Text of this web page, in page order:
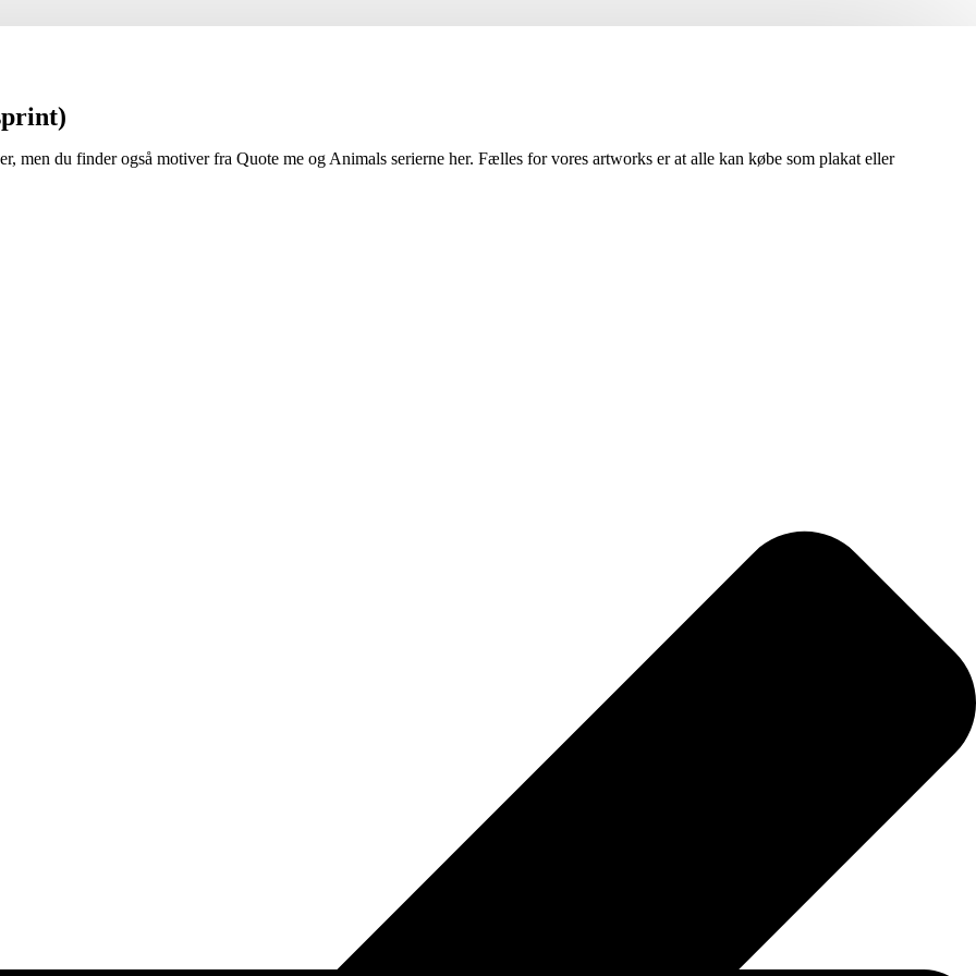
men du finder også motiver fra Quote me og Animals serierne her. Fælles for vores artworks er at alle kan købe som plakat eller